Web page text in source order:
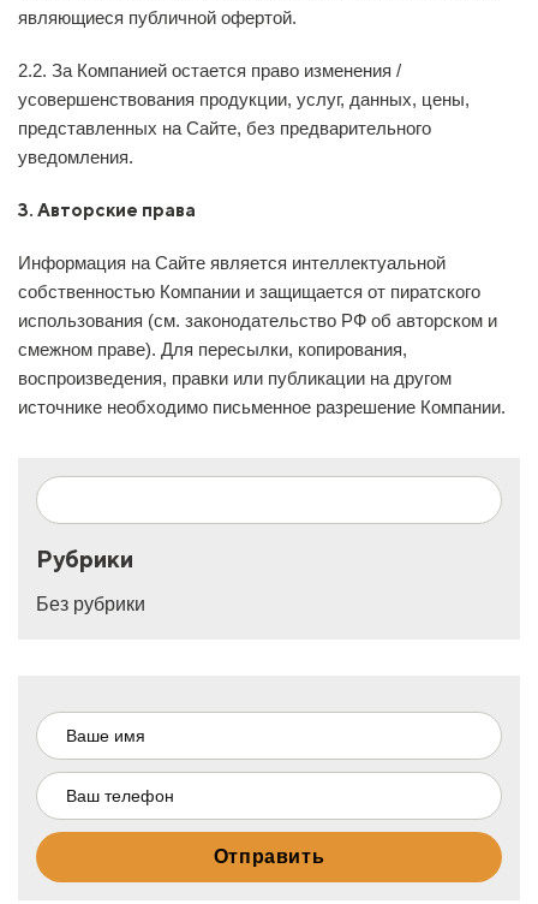
Рубрики
Без рубрики
являющиеся публичной офертой.
2.2. За Компанией остается право изменения /
усовершенствования продукции, услуг, данных, цены,
представленных на Сайте, без предварительного
уведомления.
3. Авторские права
Информация на Сайте является интеллектуальной
собственностью Компании и защищается от пиратского
использования (см. законодательство РФ об авторском и
смежном праве). Для пересылки, копирования,
воспроизведения, правки или публикации на другом
источнике необходимо письменное разрешение Компании.